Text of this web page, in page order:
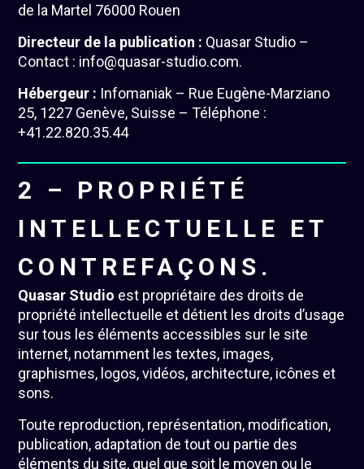
de la Martel 76000 Rouen
Directeur de la publication : Quasar Studio –
Contact : info@quasar-studio.com.
Hébergeur : Infomaniak – Rue Eugène-Marziano
25, 1227 Genève, Suisse – Téléphone :
+41.22.820.35.44
2 – PROPRIÉTÉ
INTELLECTUELLE ET
CONTREFAÇONS.
Quasar Studio est propriétaire des droits de
propriété intellectuelle et détient les droits d’usage
sur tous les éléments accessibles sur le site
internet, notamment les textes, images,
graphismes, logos, vidéos, architecture, icônes et
sons.
Toute reproduction, représentation, modification,
publication, adaptation de tout ou partie des
éléments du site, quel que soit le moyen ou le